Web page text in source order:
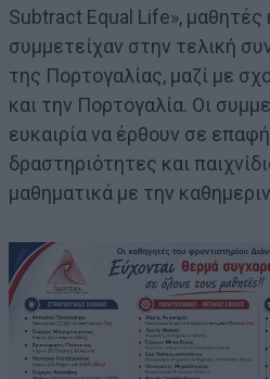
Subtract Equal Life», μαθητές
συμμετείχαν στην τελική
της Πορτογαλίας, μαζί με
και την Πορτογαλία. Οι
ευκαιρία να έρθουν σε
δραστηριότητες και
μαθηματικά με την